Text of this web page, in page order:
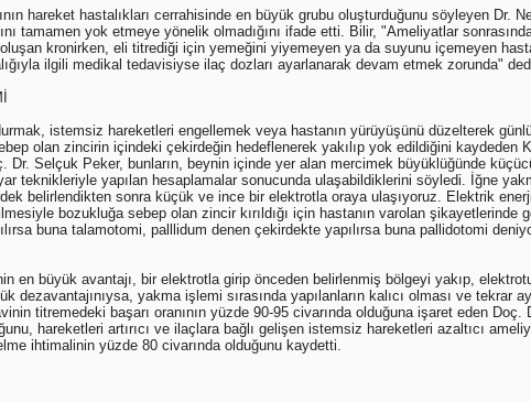
hareket hastalıkları cerrahisinde en büyük grubu oluşturduğunu söyleyen Dr.
tamamen yok etmeye yönelik olmadığını ifade etti. Bilir, "Ameliyatlar
kronirken, eli titrediği için yemeğini yiyemeyen ya da suyunu içemeyen
ilgili medikal tedavisiyse ilaç dozları ayarlanarak devam etmek zorunda"
istemsiz hareketleri engellemek veya hastanın yürüyüşünü düzelterek
olan zincirin içindeki çekirdeğin hedeflenerek yakılıp yok edildiğini kaydeden
Dr. Selçuk Peker, bunların, beynin içinde yer alan mercimek büyüklüğünde
teknikleriyle yapılan hesaplamalar sonucunda ulaşabildiklerini söyledi. İğne
belirlendikten sonra küçük ve ince bir elektrotla oraya ulaşıyoruz. Elektrik
bozukluğa sebep olan zincir kırıldığı için hastanın varolan şikayetlerinde
buna talamotomi, palllidum denen çekirdekte yapılırsa buna pallidotomi
en büyük avantajı, bir elektrotla girip önceden belirlenmiş bölgeyi yakıp,
dezavantajınıysa, yakma işlemi sırasında yapılanların kalıcı olması ve tekrar
titremedeki başarı oranının yüzde 90-95 civarında olduğuna işaret eden
hareketleri artırıcı ve ilaçlara bağlı gelişen istemsiz hareketleri azaltıcı
ihtimalinin yüzde 80 civarında olduğunu kaydetti.